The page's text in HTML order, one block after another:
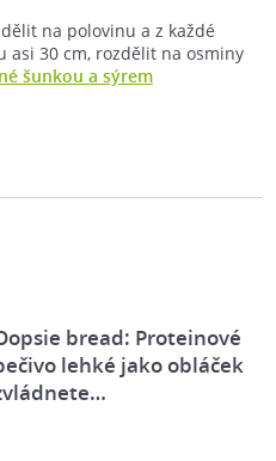
na polovinu a z každé
asi 30 cm, rozdělit na osminy
šunkou a sýrem
bread: Proteinové
lehké jako obláček